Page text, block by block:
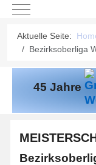
Mobile Menu Toggle
Aktuelle Seite:
Bezirksoberliga
45 Jahre